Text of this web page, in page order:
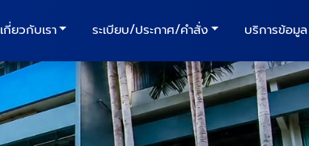
เกี่ยวกับเรา ระเบียบ/ประกาศ/คำสั่ง บริการข้อมูล